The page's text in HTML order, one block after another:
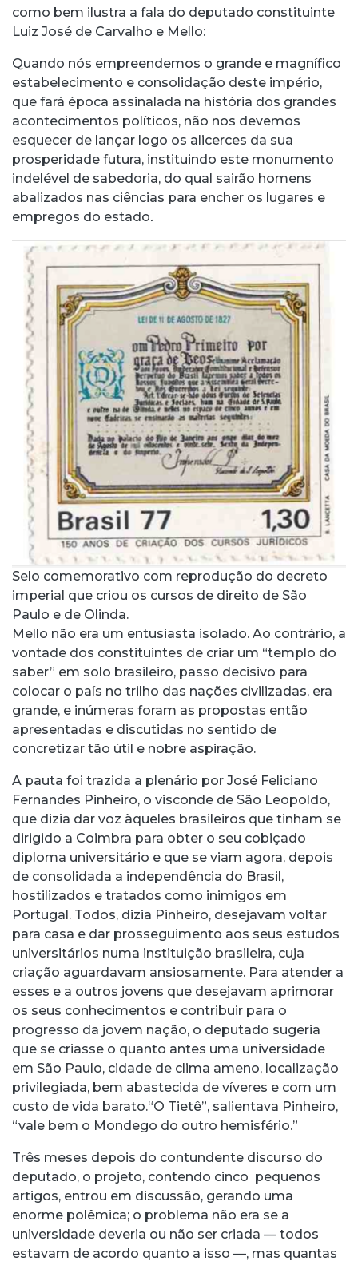
como bem ilustra a fala do deputado constituinte
Luiz José de Carvalho e Mello:
Quando nós empreendemos o grande e magnífico
estabelecimento e consolidação deste império,
que fará época assinalada na história dos grandes
acontecimentos políticos, não nos devemos
esquecer de lançar logo os alicerces da sua
prosperidade futura, instituindo este monumento
indelével de sabedoria, do qual sairão homens
abalizados nas ciências para encher os lugares e
empregos do estado.
Selo comemorativo com reprodução do decreto
imperial que criou os cursos de direito de São
Paulo e de Olinda.
Mello não era um entusiasta isolado. Ao contrário, a
vontade dos constituintes de criar um “templo do
saber” em solo brasileiro, passo decisivo para
colocar o país no trilho das nações civilizadas, era
grande, e inúmeras foram as propostas então
apresentadas e discutidas no sentido de
concretizar tão útil e nobre aspiração.
A pauta foi trazida a plenário por José Feliciano
Fernandes Pinheiro, o visconde de São Leopoldo,
que dizia dar voz àqueles brasileiros que tinham se
dirigido a Coimbra para obter o seu cobiçado
diploma universitário e que se viam agora, depois
de consolidada a independência do Brasil,
hostilizados e tratados como inimigos em
Portugal. Todos, dizia Pinheiro, desejavam voltar
para casa e dar prosseguimento aos seus estudos
universitários numa instituição brasileira, cuja
criação aguardavam ansiosamente. Para atender a
esses e a outros jovens que desejavam aprimorar
os seus conhecimentos e contribuir para o
progresso da jovem nação, o deputado sugeria
que se criasse o quanto antes uma universidade
em São Paulo, cidade de clima ameno, localização
privilegiada, bem abastecida de víveres e com um
custo de vida barato.“O Tietê”, salientava Pinheiro,
“vale bem o Mondego do outro hemisfério.”
Três meses depois do contundente discurso do
deputado, o projeto, contendo cinco pequenos
artigos, entrou em discussão, gerando uma
enorme polêmica; o problema não era se a
universidade deveria ou não ser criada –– todos
estavam de acordo quanto a isso ––, mas quantas